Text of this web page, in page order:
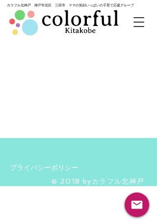
カラフル北神戸 神戸市北区 三田市 ママの笑顔いっぱいの子育て応援グループ
プライバシーポリシー
​© 2018 byカラフル北神戸